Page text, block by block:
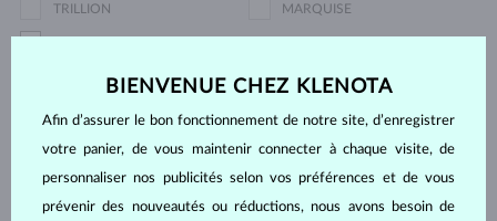
TRILLION MARQUISE
Type de perle
DU PACIFIQUE
BIENVENUE CHEZ KLENOTA
Afin d’assurer le bon fonctionnement de notre site, d’enregistrer
votre panier, de vous maintenir connecter à chaque visite, de
personnaliser nos publicités selon vos préférences et de vous
prévenir des nouveautés ou réductions, nous avons besoin de